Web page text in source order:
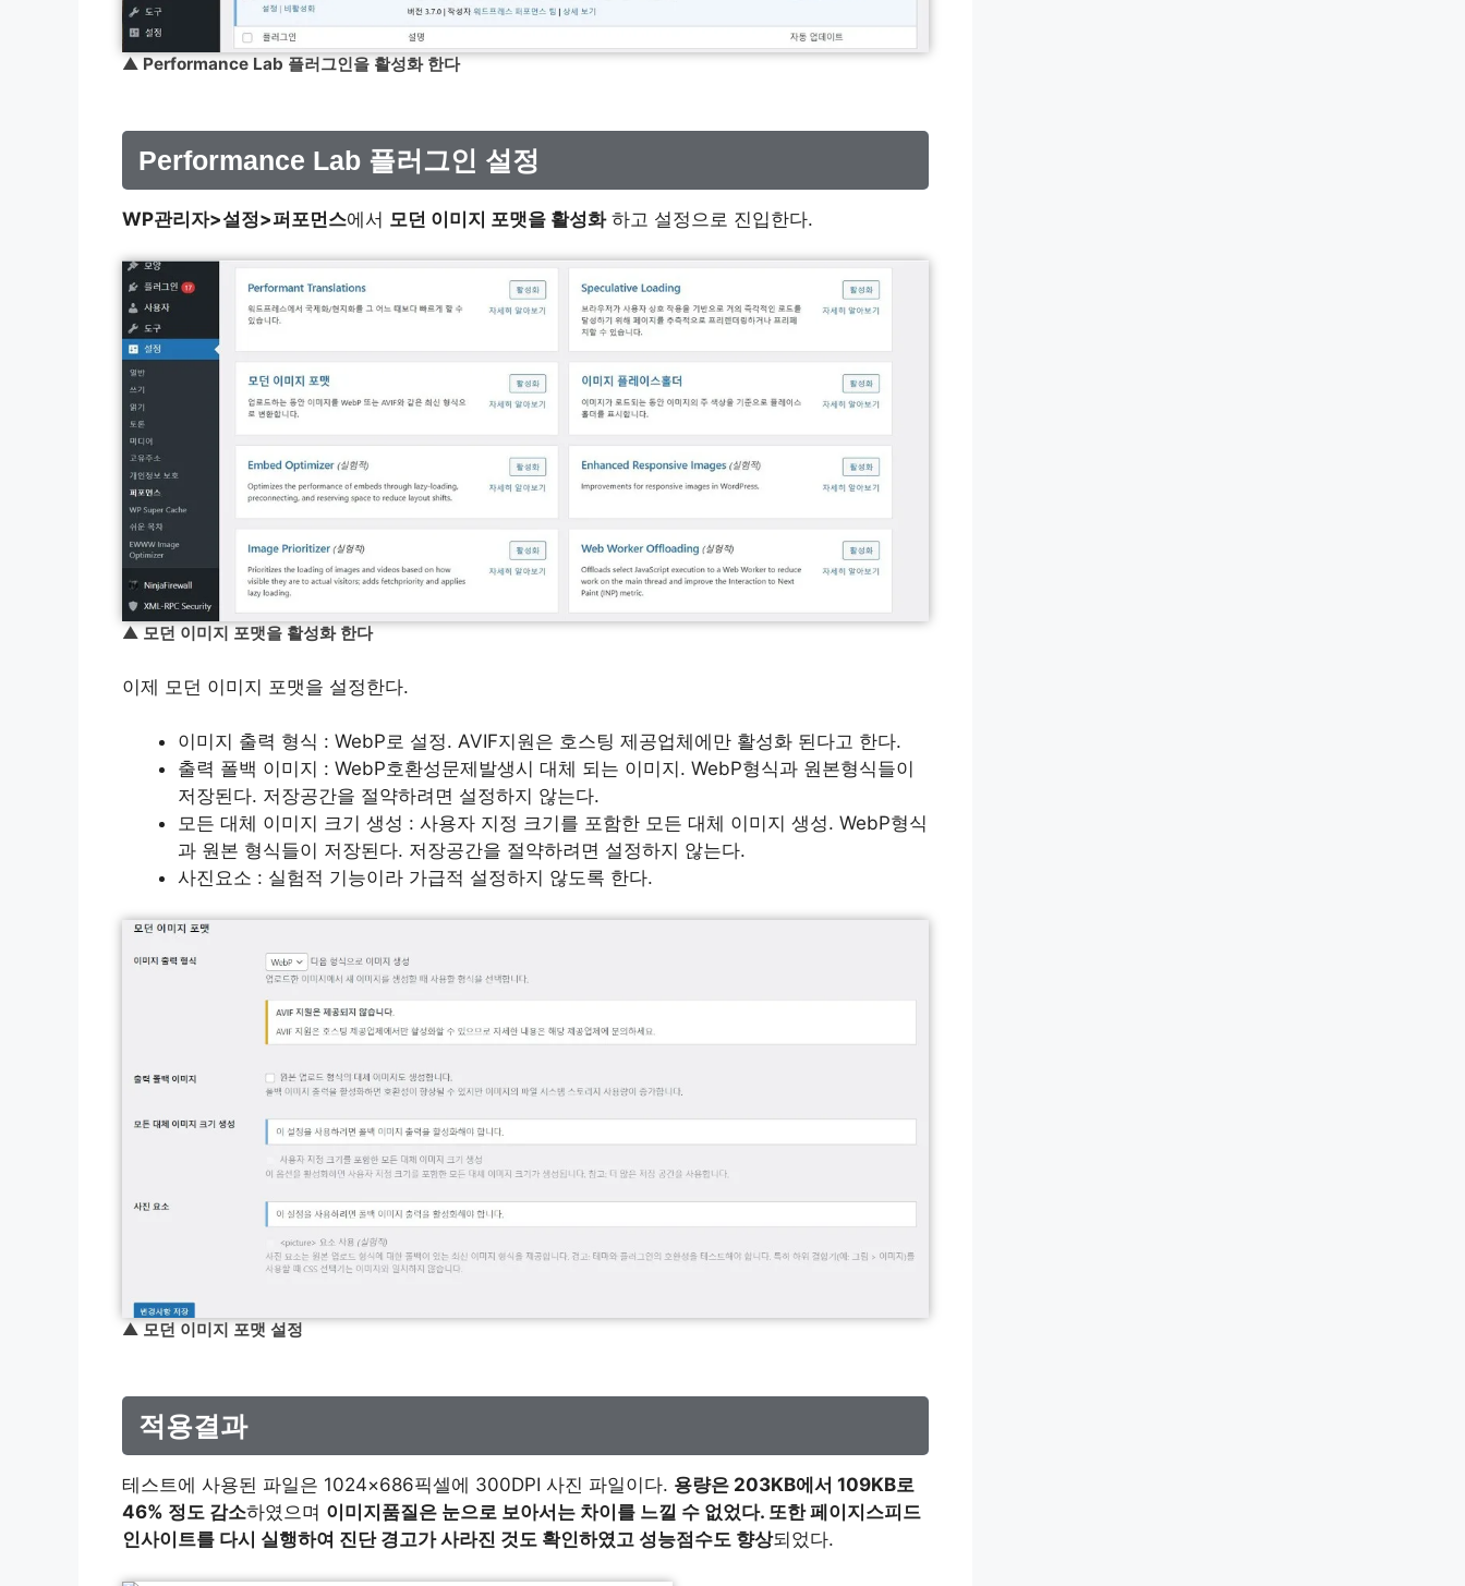
▲ Performance Lab 플러그인을 활성화 한다
Performance Lab 플러그인 설정
WP관리자>설정>퍼포먼스에서 모던 이미지 포맷을 활성화하고 설정으로 진입한다.
▲ 모던 이미지 포맷을 활성화 한다
이제 모던 이미지 포맷을 설정한다.
이미지 출력 형식 : WebP로 설정. AVIF지원은 호스팅 제공업체에만 활성화 된다고 한다.
출력 폴백 이미지 : WebP호환성문제발생시 대체 되는 이미지. WebP형식과 원본형식들이
저장된다. 저장공간을 절약하려면 설정하지 않는다.
모든 대체 이미지 크기 생성 : 사용자 지정 크기를 포함한 모든 대체 이미지 생성. WebP형식
과 원본 형식들이 저장된다. 저장공간을 절약하려면 설정하지 않는다.
사진요소 : 실험적 기능이라 가급적 설정하지 않도록 한다.
▲ 모던 이미지 포맷 설정
적용결과
테스트에 사용된 파일은 1024×686픽셀에 300DPI 사진 파일이다. 용량은 203KB에서 109KB로
46% 정도 감소하였으며 이미지품질은 눈으로 보아서는 차이를 느낄 수 없었다. 또한 페이지스피드
인사이트를 다시 실행하여 진단 경고가 사라진 것도 확인하였고 성능점수도 향상되었다.